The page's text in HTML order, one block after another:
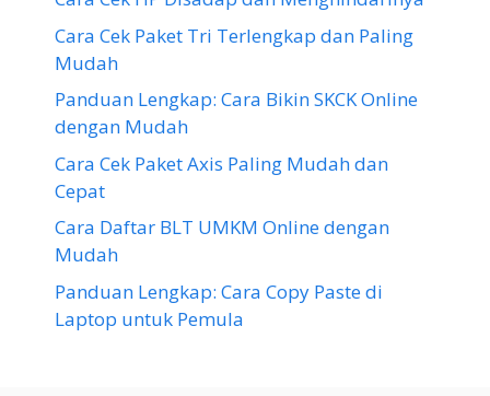
Cara Cek Paket Tri Terlengkap dan Paling
Mudah
Panduan Lengkap: Cara Bikin SKCK Online
dengan Mudah
Cara Cek Paket Axis Paling Mudah dan
Cepat
Cara Daftar BLT UMKM Online dengan
Mudah
Panduan Lengkap: Cara Copy Paste di
Laptop untuk Pemula